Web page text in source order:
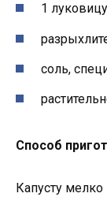
1
соль,
Способ
Капусту мелко